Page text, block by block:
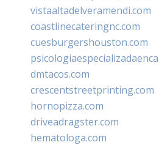
vistaaltadelveramendi.com
coastlinecateringnc.com
cuesburgershouston.com
dmtacos.com
crescentstreetprinting.com
hornopizza.com
driveadragster.com
hematologa.com